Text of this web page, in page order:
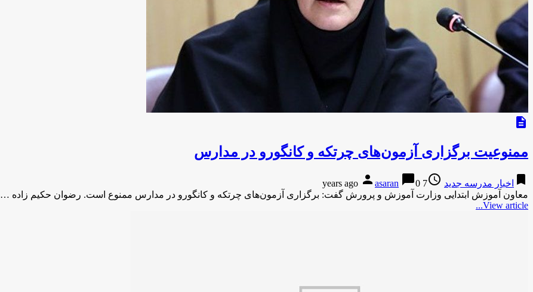
description
ممنوعیت برگزاری آزمون‌های چرتکه و کانگورو در مدارس
bookmark اخبار مدرسه جدید access_time
7 years ago
person asaran chat_bubble0
معاون آموزش ابتدایی وزارت آموزش و پرورش گفت: برگزاری آزمون‌های چرتکه و کانگورو در مدارس ممنوع است. رضوان حکیم زاده …
View article...